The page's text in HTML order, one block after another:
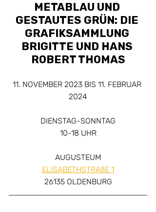
METABLAU UND
GESTAUTES GRÜN: DIE
GRAFIKSAMMLUNG
BRIGITTE UND HANS
ROBERT THOMAS
11. NOVEMBER 2023 BIS 11. FEBRUAR
2024
DIENSTAG-SONNTAG
10-18 UHR
AUGUSTEUM
ELISABETHSTRAßE 1
26135 OLDENBURG